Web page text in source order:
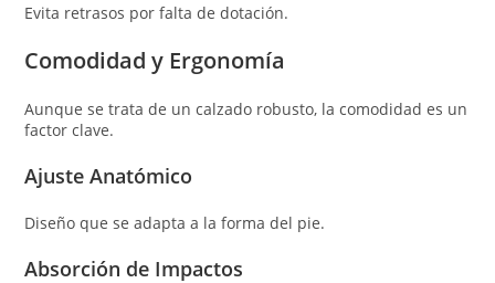
Evita retrasos por falta de dotación.
Comodidad y Ergonomía
Aunque se trata de un calzado robusto, la comodidad es un
factor clave.
Ajuste Anatómico
Diseño que se adapta a la forma del pie.
Absorción de Impactos